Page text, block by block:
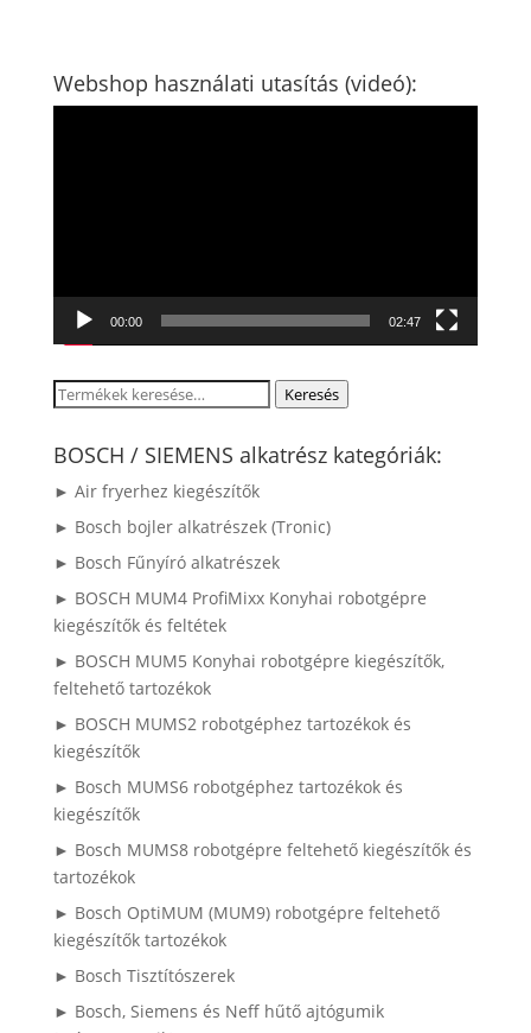
Webshop használati utasítás (videó):
00:00 02:47
Keresés
következőre:
Keresés
BOSCH / SIEMENS alkatrész kategóriák:
► Air fryerhez kiegészítők
► Bosch bojler alkatrészek (Tronic)
► Bosch Fűnyíró alkatrészek
► BOSCH MUM4 ProfiMixx Konyhai robotgépre
kiegészítők és feltétek
► BOSCH MUM5 Konyhai robotgépre kiegészítők,
feltehető tartozékok
► BOSCH MUMS2 robotgéphez tartozékok és
kiegészítők
► Bosch MUMS6 robotgéphez tartozékok és
kiegészítők
► Bosch MUMS8 robotgépre feltehető kiegészítők és
tartozékok
► Bosch OptiMUM (MUM9) robotgépre feltehető
kiegészítők tartozékok
► Bosch Tisztítószerek
► Bosch, Siemens és Neff hűtő ajtógumik